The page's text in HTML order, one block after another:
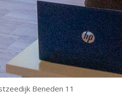
Beneden 11